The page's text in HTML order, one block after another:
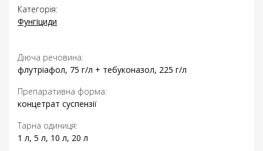
Категорія:
Фунгіциди
Діюча речовина:
флутріафол, 75 г/л + тебуконазол, 225 г/л
Препаративна форма:
концетрат суспензії
Тарна одиниця:
1 л, 5 л, 10 л, 20 л